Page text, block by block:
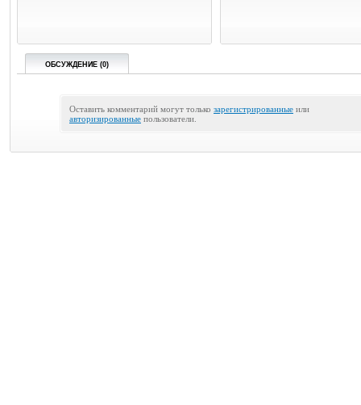
ОБСУЖДЕНИЕ (0)
Оставить комментарий могут только зарегистрированные или
авторизированные пользователи.